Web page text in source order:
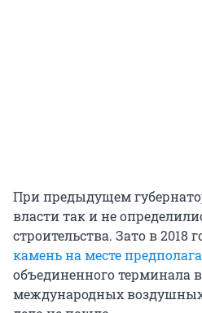
При предыдущем
власти так и не
строительства. Зато в 2018
камень на месте
объединенного терминала
международных